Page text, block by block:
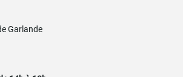
Garlande